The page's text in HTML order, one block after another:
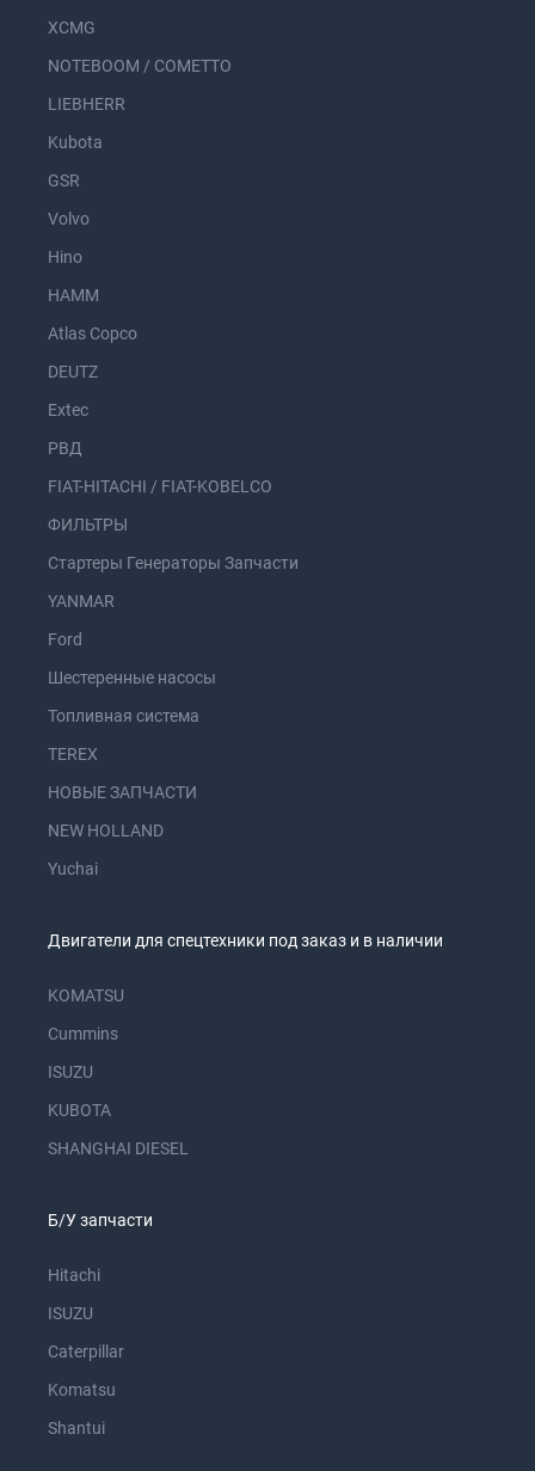
XCMG
NOTEBOOM / COMETTO
LIEBHERR
Kubota
GSR
Volvo
Hino
HAMM
Atlas Copco
DEUTZ
Extec
РВД
FIAT-HITACHI / FIAT-KOBELCO
ФИЛЬТРЫ
Стартеры Генераторы Запчасти
YANMAR
Ford
Шестеренные насосы
Топливная система
TEREX
НОВЫЕ ЗАПЧАСТИ
NEW HOLLAND
Yuchai
Двигатели для спецтехники под заказ и в наличии
KOMATSU
Cummins
ISUZU
KUBOTA
SHANGHAI DIESEL
Б/У запчасти
Hitachi
ISUZU
Caterpillar
Komatsu
Shantui